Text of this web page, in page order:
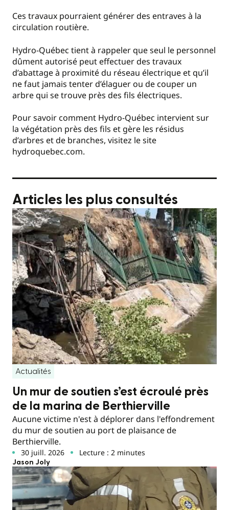
Ces travaux pourraient générer des entraves à la
circulation routière.
Hydro-Québec tient à rappeler que seul le personnel
dûment autorisé peut effectuer des travaux
d’abattage à proximité du réseau électrique et qu’il
ne faut jamais tenter d’élaguer ou de couper un
arbre qui se trouve près des fils électriques.
Pour savoir comment Hydro-Québec intervient sur
la végétation près des fils et gère les résidus
d’arbres et de branches, visitez le site
hydroquebec.com.
Articles les plus consultés
Actualités
Un mur de soutien s’est écroulé près
de la marina de Berthierville
Aucune victime n'est à déplorer dans l'effondrement
du mur de soutien au port de plaisance de
Berthierville.
30 juill. 2026 Lecture : 2 minutes
Jason Joly